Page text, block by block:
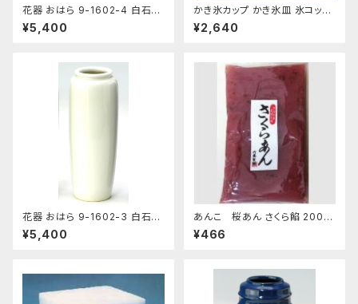
花器 おはら 9-1602-4 白石投
入 ナマコ 花瓶 フラワーベース
¥5,400
かき氷カップ かき氷皿 氷コップ
デザートカップ、アイスクリーム
カップ 鳴門 花 フラッペ デザー
¥2,640
花器 おはら 9-1602-3 白石投
入 白 花瓶 フラワーベース
¥5,400
あんこ 桜あん さくら餡 200ｇ
老舗 あんこ屋のこだわり餡【ク
リックポスト便】
¥466